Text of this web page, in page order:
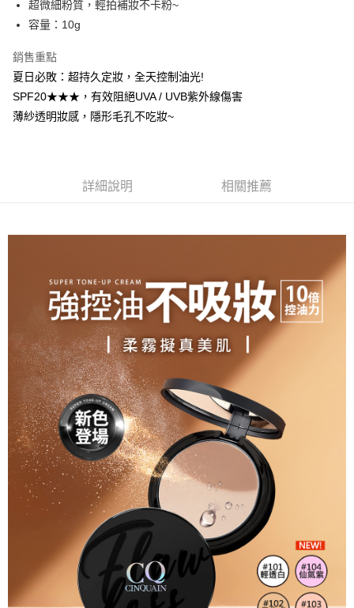
街口支付
ATM付款
付款後全家取貨
7-11取貨付款
付款後7-11取貨
每筆NT$85，滿NT$499(含以上)免運費
宅配
每筆NT$85，滿NT$499(含以上)免運費
國家/地區配送
超微細粉質，輕拍補妝不卡粉~
容量：10g
銷售重點
夏日必敗：超持久定妝，全天控制油光!
SPF20★★★，有效阻絕UVA / UVB紫外線傷害
薄紗透明妝感，隱形毛孔不吃妝~
詳細說明 相關推薦